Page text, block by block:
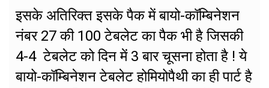
इसके अतिरिक्त इसके पैक में बायो-कॉम्बिनेशन
नंबर 27 की 100 टेबलेट का पैक भी है जिसकी
4-4 टेबलेट को दिन में 3 बार चूसना होता है ! ये
बायो-कॉम्बिनेशन टेबलेट होमियोपैथी का ही पार्ट है